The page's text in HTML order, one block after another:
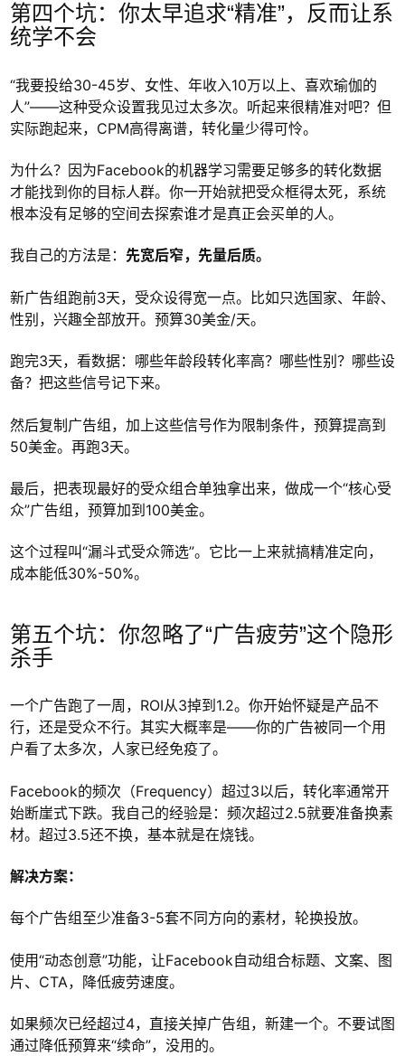
第四个坑：你太早追求“精准”，反而让系
统学不会
“我要投给30-45岁、女性、年收入10万以上、喜欢瑜伽的
人”——这种受众设置我见过太多次。听起来很精准对吧？但
实际跑起来，CPM高得离谱，转化量少得可怜。
为什么？因为Facebook的机器学习需要足够多的转化数据
才能找到你的目标人群。你一开始就把受众框得太死，系统
根本没有足够的空间去探索谁才是真正会买单的人。
我自己的方法是： 先宽后窄，先量后质。
新广告组跑前3天，受众设得宽一点。比如只选国家、年龄、
性别，兴趣全部放开。预算30美金/天。
跑完3天，看数据：哪些年龄段转化率高？哪些性别？哪些设
备？把这些信号记下来。
然后复制广告组，加上这些信号作为限制条件，预算提高到
50美金。再跑3天。
最后，把表现最好的受众组合单独拿出来，做成一个“核心受
众”广告组，预算加到100美金。
这个过程叫“漏斗式受众筛选”。它比一上来就搞精准定向，
成本能低30%-50%。
第五个坑：你忽略了“广告疲劳”这个隐形
杀手
一个广告跑了一周，ROI从3掉到1.2。你开始怀疑是产品不
行，还是受众不行。其实大概率是——你的广告被同一个用
户看了太多次，人家已经免疫了。
Facebook的频次（Frequency）超过3以后，转化率通常开
始断崖式下跌。我自己的经验是：频次超过2.5就要准备换素
材。超过3.5还不换，基本就是在烧钱。
解决方案：
每个广告组至少准备3-5套不同方向的素材，轮换投放。
使用“动态创意”功能，让Facebook自动组合标题、文案、图
片、CTA，降低疲劳速度。
如果频次已经超过4，直接关掉广告组，新建一个。不要试图
通过降低预算来“续命”，没用的。